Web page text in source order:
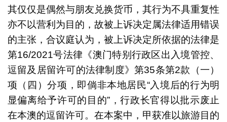
其仅仅是偶然与朋友兑换货币，其行为不具重复性
亦不以营利为目的，故被上诉决定属法律适用错误
的主张，合议庭认为，被上诉决定所依据的法律是
第16/2021号法律《澳门特别行政区出入境管控、
逗留及居留许可的法律制度》第35条第2款（一）
项（四）分项，即倘非本地居民“入境后的行为明
显偏离给予许可的目的”，行政长官得以批示废止
在本澳的逗留许可。在本案中，甲获准以旅游目的